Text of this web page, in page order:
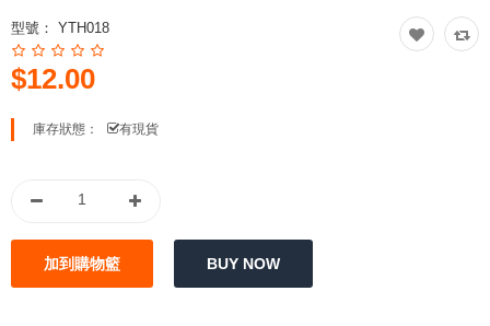
型號： YTH018
$12.00
庫存狀態： 有現貨